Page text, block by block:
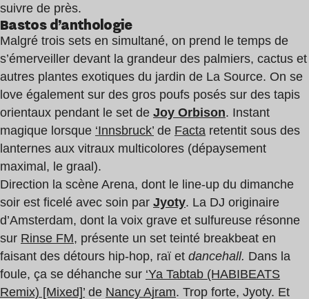
suivre de près.
Bastos d’anthologie
Malgré trois sets en simultané, on prend le temps de
s’émerveiller devant la grandeur des palmiers, cactus et
autres plantes exotiques du jardin de La Source. On se
love également sur des gros poufs posés sur des tapis
orientaux pendant le set de Joy Orbison. Instant
magique lorsque ‘Innsbruck’ de Facta retentit sous des
lanternes aux vitraux multicolores (dépaysement
maximal, le graal).
Direction la scène Arena, dont le line-up du dimanche
soir est ficelé avec soin par Jyoty. La DJ originaire
d’Amsterdam, dont la voix grave et sulfureuse résonne
sur Rinse FM, présente un set teinté breakbeat en
faisant des détours hip-hop, raï et dancehall. Dans la
foule, ça se déhanche sur ‘Ya Tabtab (HABIBEATS
Remix) [Mixed]’ de Nancy Ajram. Trop forte, Jyoty. Et